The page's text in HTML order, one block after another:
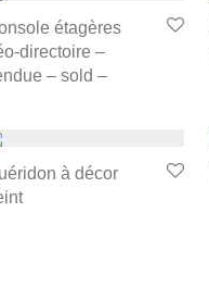
étagères
directoire –
– sold –
à décor